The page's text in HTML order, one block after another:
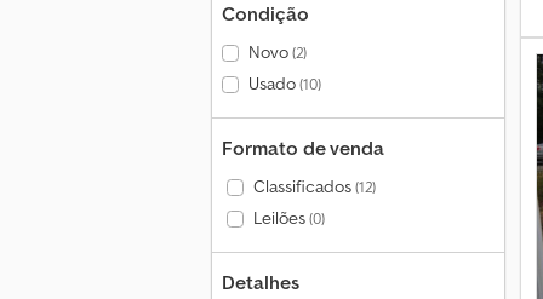
Condição
Novo(2)
Usado(10)
Formato de venda
Classificados(12)
Leilões(0)
Detalhes